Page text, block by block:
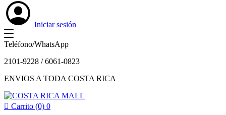
Iniciar sesión
Teléfono/WhatsApp
2101-9228 / 6061-0823
ENVIOS A TODA COSTA RICA
 Carrito (0) 0